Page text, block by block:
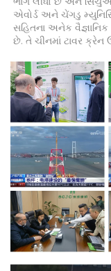
એવોર્ડ અને ચેંગડુ
સહિતના અનેક
છે. તે ચીનમાં ટાવર ક્રેન